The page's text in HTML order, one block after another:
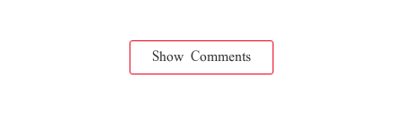
Show Comments